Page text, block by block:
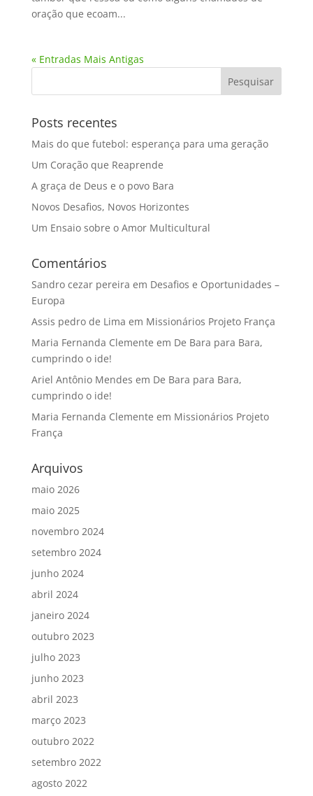
oração que ecoam...
« Entradas Mais Antigas
Posts recentes
Mais do que futebol: esperança para uma geração
Um Coração que Reaprende
A graça de Deus e o povo Bara
Novos Desafios, Novos Horizontes
Um Ensaio sobre o Amor Multicultural
Comentários
Sandro cezar pereira em Desafios e Oportunidades –
Europa
Assis pedro de Lima em Missionários Projeto França
Maria Fernanda Clemente em De Bara para Bara,
cumprindo o ide!
Ariel Antônio Mendes em De Bara para Bara,
cumprindo o ide!
Maria Fernanda Clemente em Missionários Projeto
França
Arquivos
maio 2026
maio 2025
novembro 2024
setembro 2024
junho 2024
abril 2024
janeiro 2024
outubro 2023
julho 2023
junho 2023
abril 2023
março 2023
outubro 2022
setembro 2022
agosto 2022